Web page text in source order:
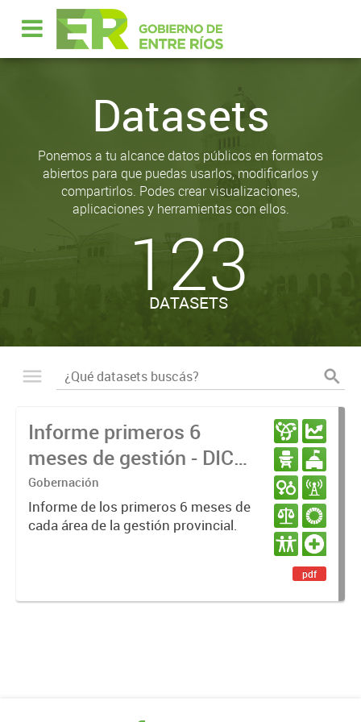
Datasets
Ponemos a tu alcance datos públicos en formatos
abiertos para que puedas usarlos, modificarlos y
compartirlos. Podes crear visualizaciones,
aplicaciones y herramientas con ellos.
123
DATASETS
Informe primeros 6
meses de gestión - DIC
23 / JUN 24
Gobernación
Informe de los primeros 6 meses de
cada área de la gestión provincial.
pdf